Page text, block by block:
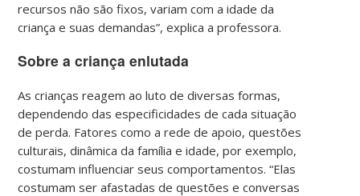
recursos não são fixos, variam com a idade da
criança e suas demandas”, explica a professora.
Sobre a criança enlutada
As crianças reagem ao luto de diversas formas,
dependendo das especificidades de cada situação
de perda. Fatores como a rede de apoio, questões
culturais, dinâmica da família e idade, por exemplo,
costumam influenciar seus comportamentos. “Elas
costumam ser afastadas de questões e conversas